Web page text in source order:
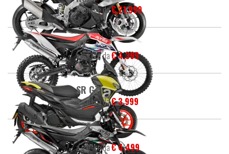
a partire da€ 21.999
RX
a partire da€ 4.399
SR GT
a partire da€ 3.999
SX
a partire da€ 4.499